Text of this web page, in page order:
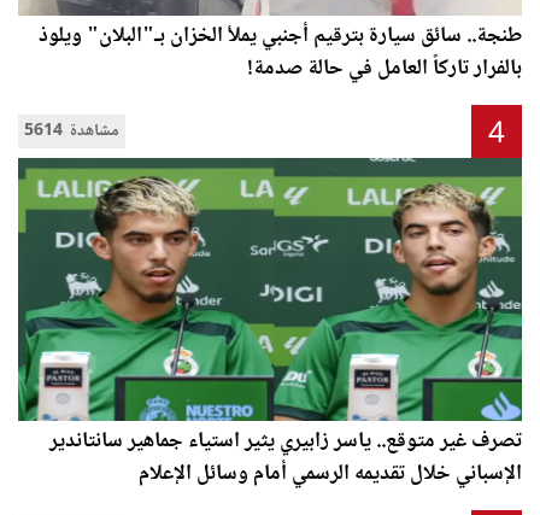
طنجة.. سائق سيارة بترقيم أجنبي يملأ الخزان بـ"البلان" ويلوذ
بالفرار تاركاً العامل في حالة صدمة!
5614 مشاهدة 4
تصرف غير متوقع.. ياسر زابيري يثير استياء جماهير سانتاندير
الإسباني خلال تقديمه الرسمي أمام وسائل الإعلام